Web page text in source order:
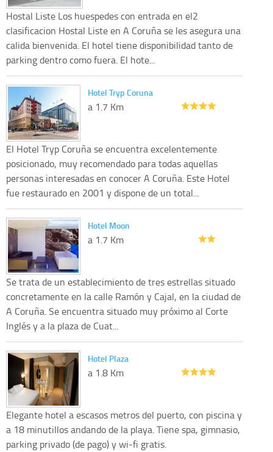
Hostal Liste Los huespedes con entrada en el2
clasificacion Hostal Liste en A Coruña se les asegura una
calida bienvenida. El hotel tiene disponibilidad tanto de
parking dentro como fuera. El hote...
Hotel Tryp Coruna
a 1.7 Km
El Hotel Tryp Coruña se encuentra excelentemente
posicionado, muy recomendado para todas aquellas
personas interesadas en conocer A Coruña. Este Hotel
fue restaurado en 2001 y dispone de un total...
Hotel Moon
a 1.7 Km
Se trata de un establecimiento de tres estrellas situado
concretamente en la calle Ramón y Cajal, en la ciudad de
A Coruña. Se encuentra situado muy próximo al Corte
Inglés y a la plaza de Cuat...
Hotel Plaza
a 1.8 Km
Elegante hotel a escasos metros del puerto, con piscina y
a 18 minutillos andando de la playa. Tiene spa, gimnasio,
parking privado (de pago) y wi-fi gratis.